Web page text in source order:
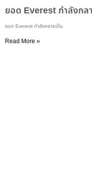
ยอด Everest กำลังกล
ยอด Everest กำลังกลายเป็น
Read More »